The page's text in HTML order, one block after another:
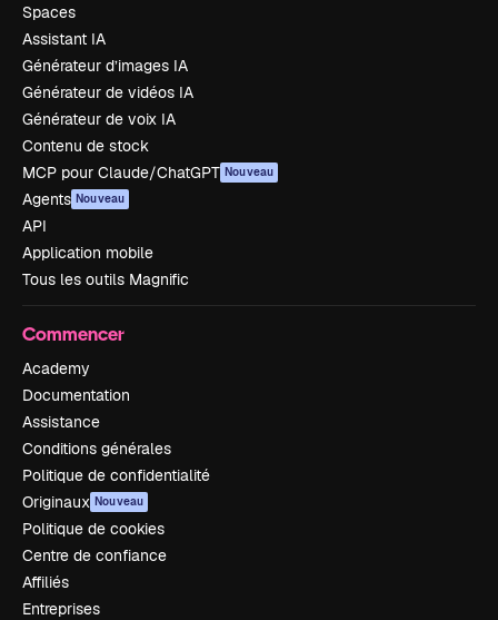
Spaces
Assistant IA
Générateur d’images IA
Générateur de vidéos IA
Générateur de voix IA
Contenu de stock
MCP pour Claude/ChatGPT Nouveau
Agents Nouveau
API
Application mobile
Tous les outils Magnific
Commencer
Academy
Documentation
Assistance
Conditions générales
Politique de confidentialité
Originaux Nouveau
Politique de cookies
Centre de confiance
Affiliés
Entreprises